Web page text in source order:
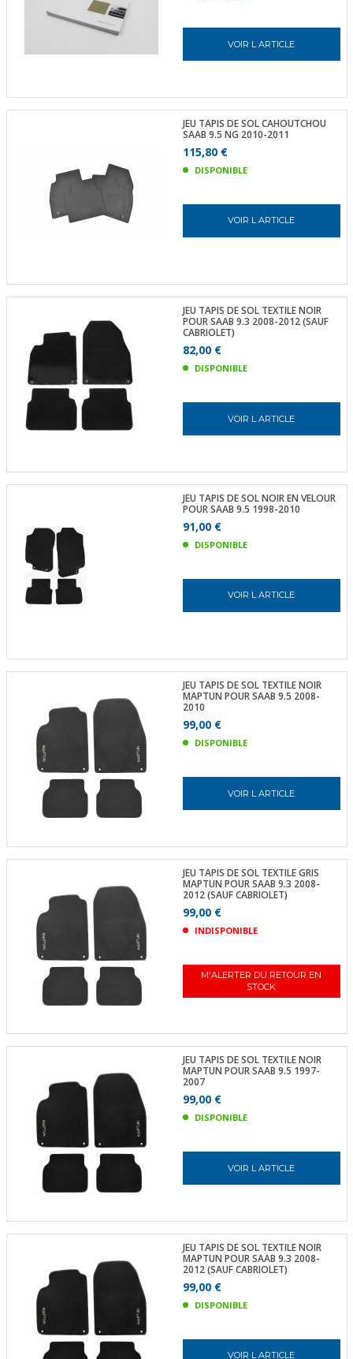
VOIR L ARTICLE
JEU TAPIS DE SOL CAHOUTCHOU
SAAB 9.5 NG 2010-2011
115,80 €
DISPONIBLE
VOIR L ARTICLE
JEU TAPIS DE SOL TEXTILE NOIR
POUR SAAB 9.3 2008-2012 (SAUF
CABRIOLET)
82,00 €
DISPONIBLE
VOIR L ARTICLE
JEU TAPIS DE SOL NOIR EN VELOUR
POUR SAAB 9.5 1998-2010
91,00 €
DISPONIBLE
VOIR L ARTICLE
JEU TAPIS DE SOL TEXTILE NOIR
MAPTUN POUR SAAB 9.5 2008-
2010
99,00 €
DISPONIBLE
VOIR L ARTICLE
JEU TAPIS DE SOL TEXTILE GRIS
MAPTUN POUR SAAB 9.3 2008-
2012 (SAUF CABRIOLET)
99,00 €
INDISPONIBLE
M'ALERTER DU RETOUR EN
STOCK
JEU TAPIS DE SOL TEXTILE NOIR
MAPTUN POUR SAAB 9.5 1997-
2007
99,00 €
DISPONIBLE
VOIR L ARTICLE
JEU TAPIS DE SOL TEXTILE NOIR
MAPTUN POUR SAAB 9.3 2008-
2012 (SAUF CABRIOLET)
99,00 €
DISPONIBLE
VOIR L ARTICLE